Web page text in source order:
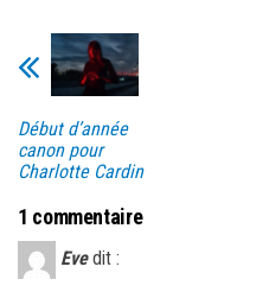
Début d’année
canon pour
Charlotte Cardin
1 commentaire
Eve dit :